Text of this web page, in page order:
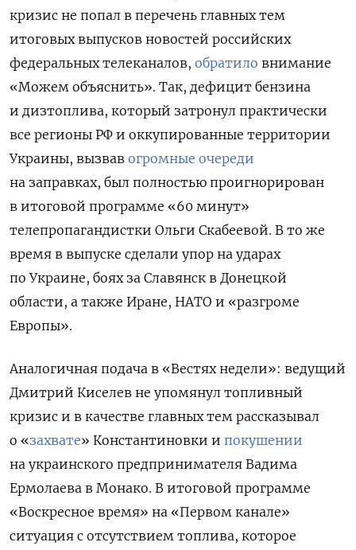
кризис не попал в перечень главных тем
итоговых выпусков новостей российских
федеральных телеканалов, обратило внимание
«Можем объяснить». Так, дефицит бензина
и дизтоплива, который затронул практически
все регионы РФ и оккупированные территории
Украины, вызвав огромные очереди
на заправках, был полностью проигнорирован
в итоговой программе «60 минут»
телепропагандистки Ольги Скабеевой. В то же
время в выпуске сделали упор на ударах
по Украине, боях за Славянск в Донецкой
области, а также Иране, НАТО и «разгроме
Европы».
Аналогичная подача в «Вестях недели»: ведущий
Дмитрий Киселев не упомянул топливный
кризис и в качестве главных тем рассказывал
о «захвате» Константиновки и покушении
на украинского предпринимателя Вадима
Ермолаева в Монако. В итоговой программе
«Воскресное время» на «Первом канале»
ситуация с отсутствием топлива, которое